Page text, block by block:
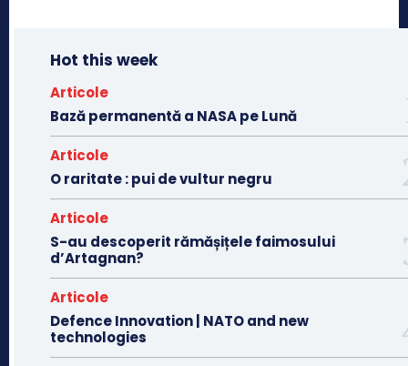
Hot this week
Articole
Bază permanentă a NASA pe Lună
Articole
O raritate : pui de vultur negru
Articole
S-au descoperit rămășițele faimosului
d’Artagnan?
Articole
Defence Innovation | NATO and new
technologies